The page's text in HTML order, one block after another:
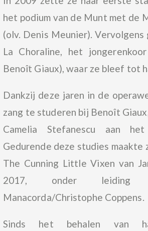
het podium van de Munt met de
(olv. Denis Meunier).
La Choraline, het
Benoît Giaux), waar ze bleef tot
Dankzij deze jaren in de
zang te studeren bij Benoît
Camelia Stefanescu aan
Gedurende deze studies maakte
The Cunning Little Vixen van
2017, onder leiding
Manacorda/Christophe Coppens.
Sinds het behalen van